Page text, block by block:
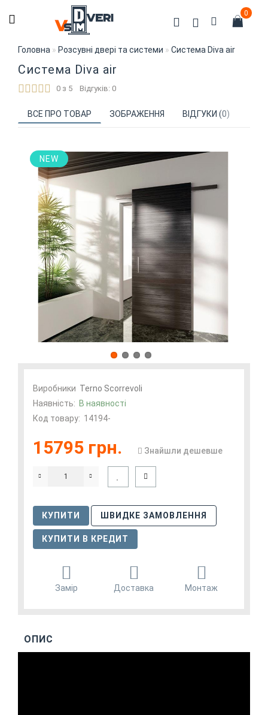
0
Головна Розсувні двері та системи Система Diva air
Система Diva air
0 з 5 Відгуків: 0
ВСЕ ПРО ТОВАР ЗОБРАЖЕННЯ ВІДГУКИ (0)
NEW
Виробники Terno Scorrevoli
Наявність: В наявності
Код товару: 14194-
15795 грн. Знайшли дешевше
КУПИТИ ШВИДКЕ ЗАМОВЛЕННЯ
КУПИТИ В КРЕДИТ
Замір Доставка Монтаж
ОПИС